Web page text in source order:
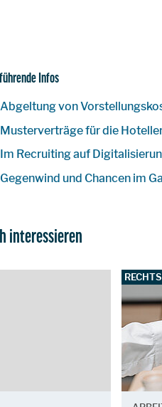
Infos
Abgeltung von
Musterverträge für die
Im Recruiting auf
Gegenwind und Chancen im
interessieren